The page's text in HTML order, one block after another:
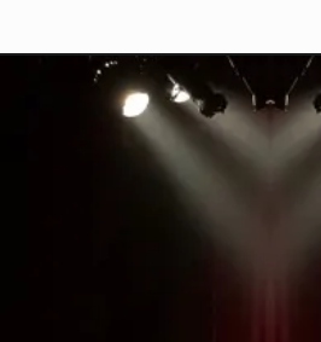
Este sitio web utiliza cookies para
navegación y asegurar el correcto